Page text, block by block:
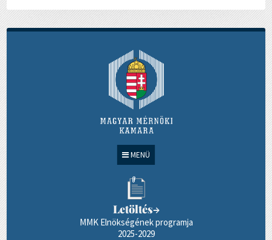
MENÜ
Letöltés→
MMK Elnökségének programja
2025-2029